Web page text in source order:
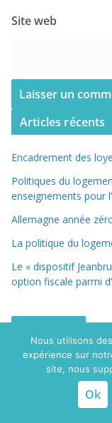
Site web
Articles récents
Encadrement des
Politiques du
enseignements pour
Allemagne année
La politique du
Le « dispositif
option fiscale parmi
Nous utilisons
expérience sur
site, nous
Ok